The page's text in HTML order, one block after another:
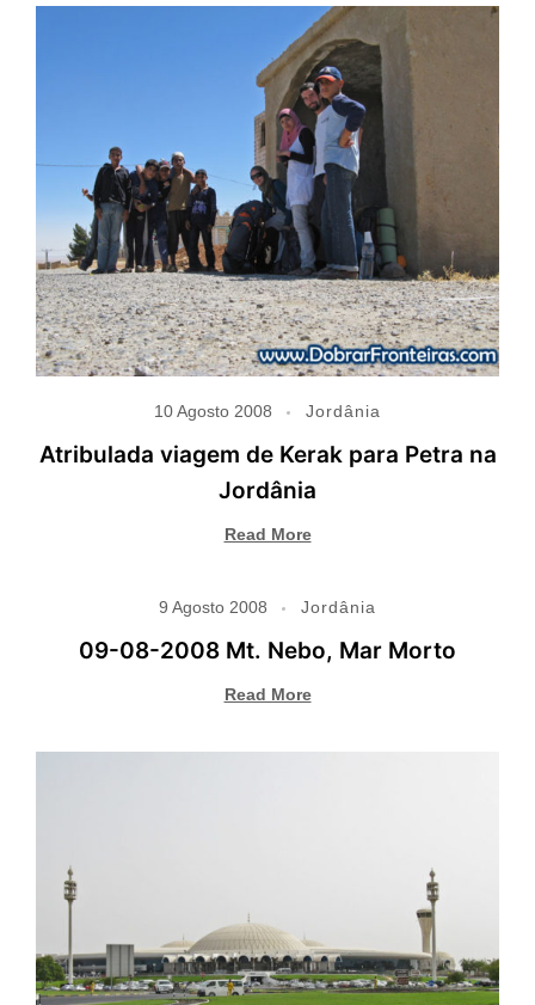
10 Agosto 2008 Jordânia
Atribulada viagem de Kerak para Petra na
Jordânia
Read More
9 Agosto 2008 Jordânia
09-08-2008 Mt. Nebo, Mar Morto
Read More